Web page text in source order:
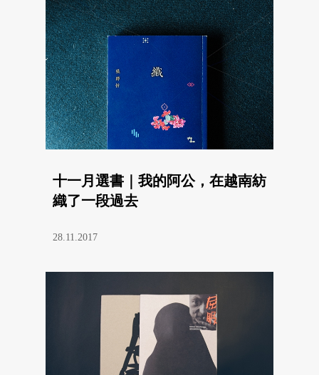
十一月選書｜我的阿公，在越南紡
織了一段過去
28.11.2017